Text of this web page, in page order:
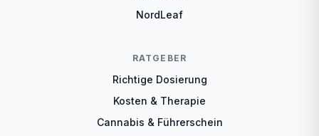
NordLeaf
RATGEBER
Richtige Dosierung
Kosten & Therapie
Cannabis & Führerschein